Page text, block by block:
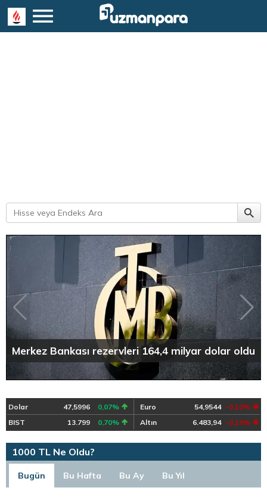
Merkez Bankası rezervleri 164,4 milyar dolar oldu
Dolar 47,5996 0,07% Euro 54,9544 -0,10%
BIST
13.799 0,70% Altın 6.483,94 -0,19%
1000 TL Ne Oldu?
Bugün Bu Hafta Bu Ay Bu Yıl